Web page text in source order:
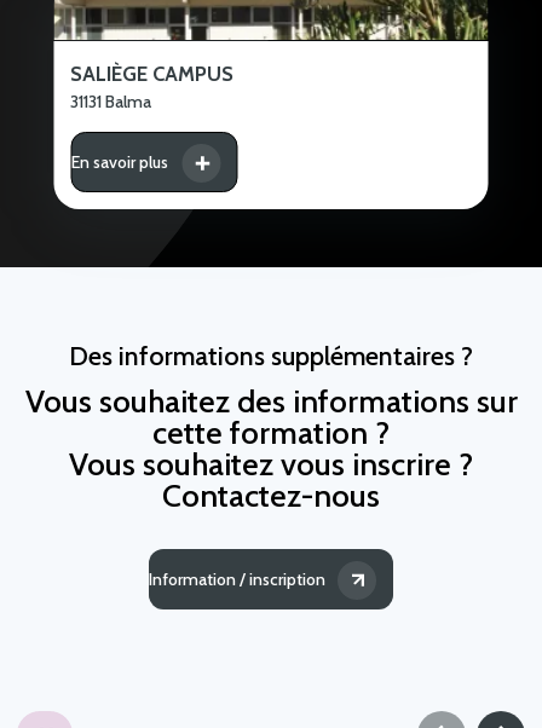
31131 Balma
SALIÈGE CAMPUS
En savoir plus
Des informations supplémentaires ?
Vous souhaitez des informations sur
cette formation ?
Vous souhaitez vous inscrire ?
Contactez-nous
Information / inscription